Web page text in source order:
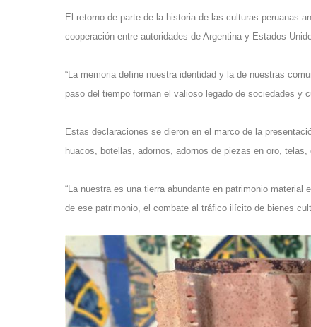
El retorno de parte de la historia de las culturas peruanas
cooperación entre autoridades de Argentina y Estados
“La memoria define nuestra identidad y la de nuestras
paso del tiempo forman el valioso legado de sociedades y
Estas declaraciones se dieron en el marco de la
huacos, botellas, adornos, adornos de piezas en oro, telas,
“La nuestra es una tierra abundante en patrimonio
de ese patrimonio, el combate al tráfico ilícito de bienes